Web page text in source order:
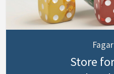
Store